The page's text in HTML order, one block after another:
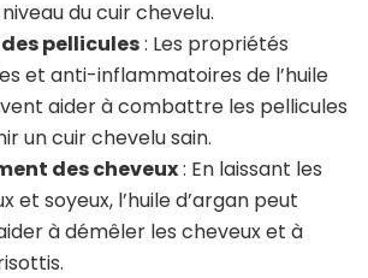
du cuir chevelu.
pellicules: Les propriétés
et anti-inflammatoires de l’huile
aider à combattre les pellicules
un cuir chevelu sain.
des cheveux: En laissant les
et soyeux, l’huile d’argan peut
à démêler les cheveux et à